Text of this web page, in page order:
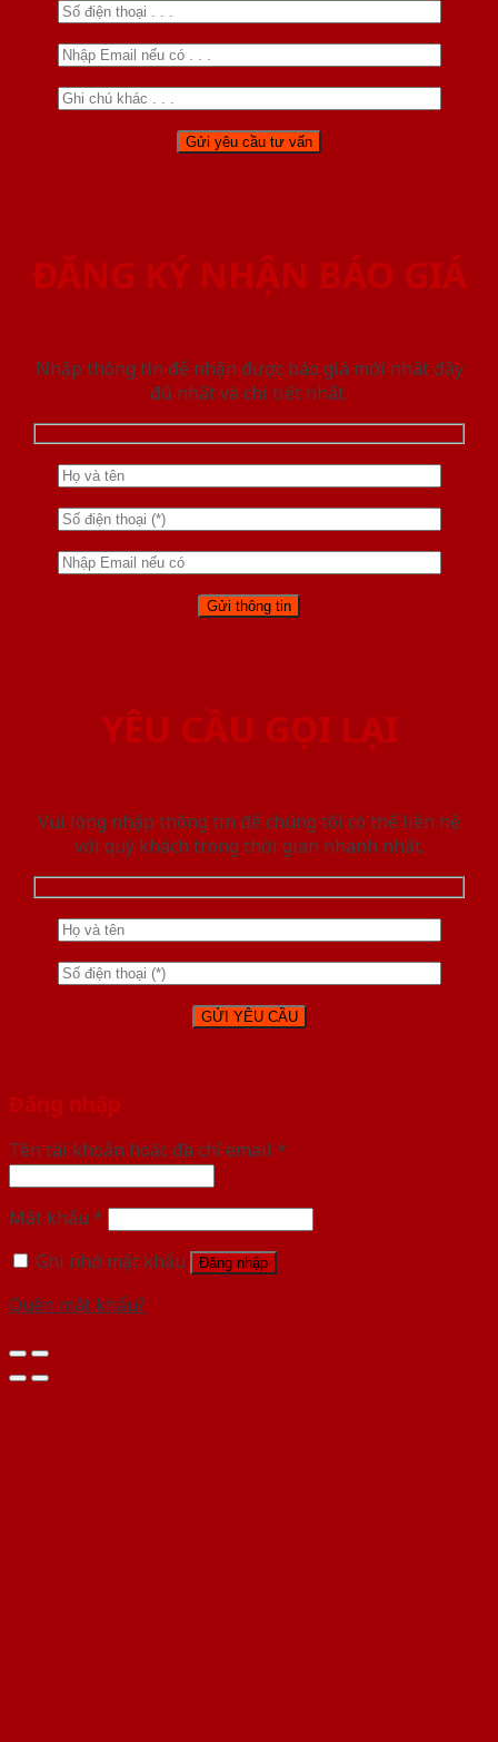
ĐĂNG KÝ NHẬN BÁO GIÁ
Nhập thông tin để nhận được báo giá mới nhât đầy
đủ nhất và chi tiết nhất.
YÊU CẦU GỌI LẠI
Vui lòng nhập thông tin để chúng tôi có thể liên hệ
với quý khách trong thời gian nhanh nhất.
Đăng nhập
Tên tài khoản hoặc địa chỉ email *
Mật khẩu *
Ghi nhớ mật khẩu
Đăng nhập
Quên mật khẩu?